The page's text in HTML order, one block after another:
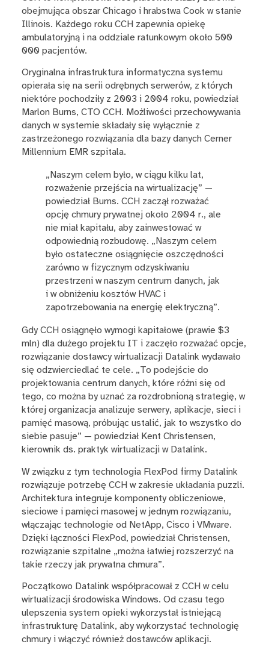
obejmująca obszar Chicago i hrabstwa Cook w stanie
Illinois. Każdego roku CCH zapewnia opiekę
ambulatoryjną i na oddziale ratunkowym około 500
000 pacjentów.
Oryginalna infrastruktura informatyczna systemu
opierała się na serii odrębnych serwerów, z których
niektóre pochodziły z 2003 i 2004 roku, powiedział
Marlon Burns, CTO CCH. Możliwości przechowywania
danych w systemie składały się wyłącznie z
zastrzeżonego rozwiązania dla bazy danych Cerner
Millennium EMR szpitala.
„Naszym celem było, w ciągu kilku lat,
rozważenie przejścia na wirtualizację” —
powiedział Burns. CCH zaczął rozważać
opcję chmury prywatnej około 2004 r., ale
nie miał kapitału, aby zainwestować w
odpowiednią rozbudowę. „Naszym celem
było ostateczne osiągnięcie oszczędności
zarówno w fizycznym odzyskiwaniu
przestrzeni w naszym centrum danych, jak
i w obniżeniu kosztów HVAC i
zapotrzebowania na energię elektryczną”.
Gdy CCH osiągnęło wymogi kapitałowe (prawie $3
mln) dla dużego projektu IT i zaczęło rozważać opcje,
rozwiązanie dostawcy wirtualizacji Datalink wydawało
się odzwierciedlać te cele. „To podejście do
projektowania centrum danych, które różni się od
tego, co można by uznać za rozdrobnioną strategię, w
której organizacja analizuje serwery, aplikacje, sieci i
pamięć masową, próbując ustalić, jak to wszystko do
siebie pasuje” — powiedział Kent Christensen,
kierownik ds. praktyk wirtualizacji w Datalink.
W związku z tym technologia FlexPod firmy Datalink
rozwiązuje potrzebę CCH w zakresie układania puzzli.
Architektura integruje komponenty obliczeniowe,
sieciowe i pamięci masowej w jednym rozwiązaniu,
włączając technologie od NetApp, Cisco i VMware.
Dzięki łączności FlexPod, powiedział Christensen,
rozwiązanie szpitalne „można łatwiej rozszerzyć na
takie rzeczy jak prywatna chmura”.
Początkowo Datalink współpracował z CCH w celu
wirtualizacji środowiska Windows. Od czasu tego
ulepszenia system opieki wykorzystał istniejącą
infrastrukturę Datalink, aby wykorzystać technologię
chmury i włączyć również dostawców aplikacji.